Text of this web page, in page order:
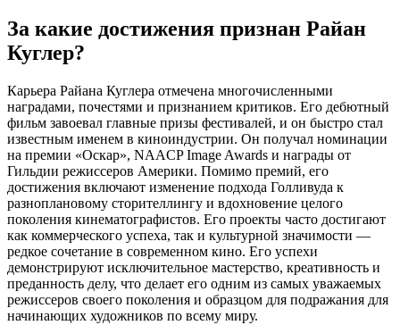
За какие достижения признан Райан
Куглер?
Карьера Райана Куглера отмечена многочисленными
наградами, почестями и признанием критиков. Его дебютный
фильм завоевал главные призы фестивалей, и он быстро стал
известным именем в киноиндустрии. Он получал номинации
на премии «Оскар», NAACP Image Awards и награды от
Гильдии режиссеров Америки. Помимо премий, его
достижения включают изменение подхода Голливуда к
разноплановому сторителлингу и вдохновение целого
поколения кинематографистов. Его проекты часто достигают
как коммерческого успеха, так и культурной значимости —
редкое сочетание в современном кино. Его успехи
демонстрируют исключительное мастерство, креативность и
преданность делу, что делает его одним из самых уважаемых
режиссеров своего поколения и образцом для подражания для
начинающих художников по всему миру.